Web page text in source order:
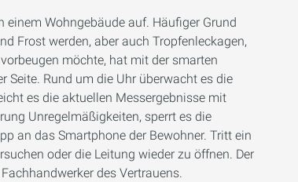
Wohngebäude auf. Häufiger Grund
Frost werden, aber auch Tropfenleckagen,
möchte, hat mit der smarten
Seite. Rund um die Uhr überwacht es die
es die aktuellen Messergebnisse mit
Unregelmäßigkeiten, sperrt es die
an das Smartphone der Bewohner. Tritt ein
oder die Leitung wieder zu öffnen. Der
des Vertrauens.